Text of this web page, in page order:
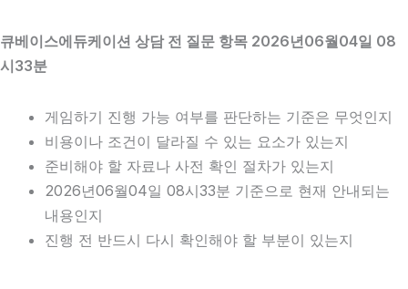
큐베이스에듀케이션 상담 전 질문 항목 2026년06월04일 08
시33분
게임하기 진행 가능 여부를 판단하는 기준은 무엇인지
비용이나 조건이 달라질 수 있는 요소가 있는지
준비해야 할 자료나 사전 확인 절차가 있는지
2026년06월04일 08시33분 기준으로 현재 안내되는
내용인지
진행 전 반드시 다시 확인해야 할 부분이 있는지